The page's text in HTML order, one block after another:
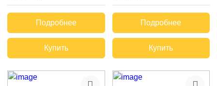
Подробнее
Купить
Подробнее
Купить